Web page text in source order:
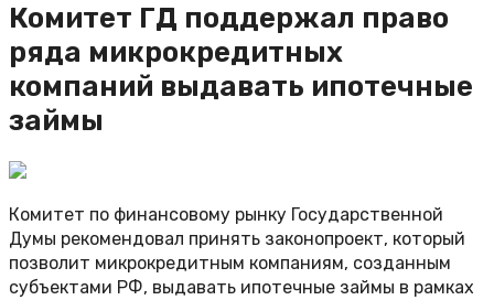
Комитет ГД поддержал право
ряда микрокредитных
компаний выдавать ипотечные
займы
Комитет по финансовому рынку Государственной
Думы рекомендовал принять законопроект, который
позволит микрокредитным компаниям, созданным
субъектами РФ, выдавать ипотечные займы в рамках